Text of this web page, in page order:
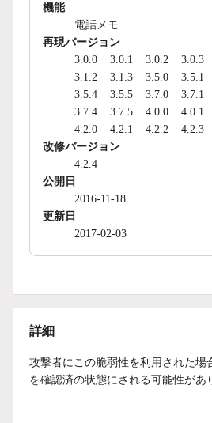
機能
電話メモ
再現バージョン
3.0.0
3.0.1 3.0.2 3.0.3
3.1.2
3.1.3 3.5.0 3.5.1
3.5.4
3.5.5 3.7.0 3.7.1
3.7.4
3.7.5 4.0.0 4.0.1
4.2.0
4.2.1 4.2.2
4.2.3
改修バージョン
4.2.4
公開日
2016-11-18
更新日
2017-02-03
詳細
攻撃者にこの脆弱性を利用された場
を確認済の状態にされる可能性があ